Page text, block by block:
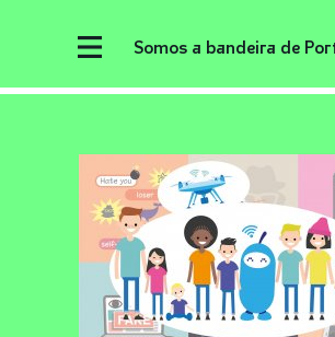
Somos a bandeira de